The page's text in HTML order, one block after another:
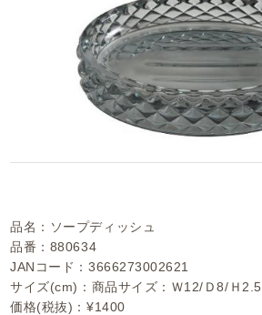
品名：ソープディッシュ
品番：880634
JANコード：3666273002621
サイズ(cm)：商品サイズ：Ｗ12/Ｄ8/Ｈ2.5
価格(税抜)：¥1400